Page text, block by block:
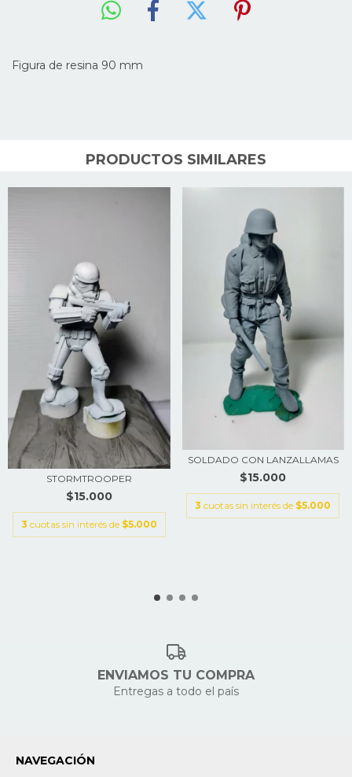
Figura de resina 90 mm
PRODUCTOS SIMILARES
STORMTROOPER
$15.000
3 cuotas sin interés de $5.000
SOLDADO CON LANZALLAMAS
$15.000
3 cuotas sin interés de $5.000
ENVIAMOS TU COMPRA
Entregas a todo el país
NAVEGACIÓN